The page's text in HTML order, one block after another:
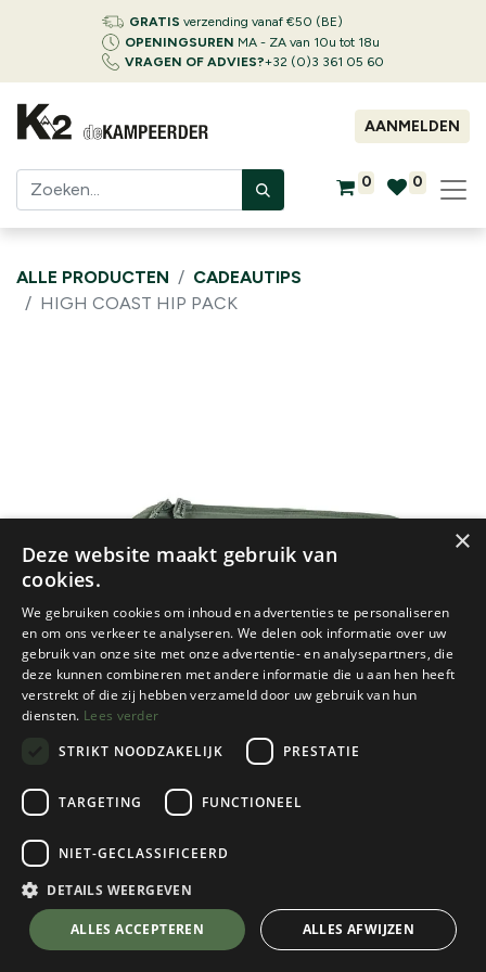
GRATIS verzending vanaf €50 (BE)
OPENINGSUREN MA - ZA van 10u tot 18u
VRAGEN OF ADVIES?+32 (0)3 361 05 60
AANMELDEN
0 0
ALLE PRODUCTEN
CADEAUTIPS
HIGH COAST HIP PACK
Fjallraven
High Coast Hip Pack
Patina Green
Kies een kleur
💬 Stel je vraag over dit product via WhatsApp
×
Deze website maakt gebruik van
cookies.
We gebruiken cookies om inhoud en advertenties te personaliseren
en om ons verkeer te analyseren. We delen ook informatie over uw
gebruik van onze site met onze advertentie- en analysepartners, die
deze kunnen combineren met andere informatie die u aan hen heeft
verstrekt of die zij hebben verzameld door uw gebruik van hun
diensten. Lees verder
STRIKT NOODZAKELIJK
PRESTATIE
TARGETING FUNCTIONEEL
NIET-GECLASSIFICEERD
DETAILS WEERGEVEN
ALLES ACCEPTEREN ALLES AFWIJZEN